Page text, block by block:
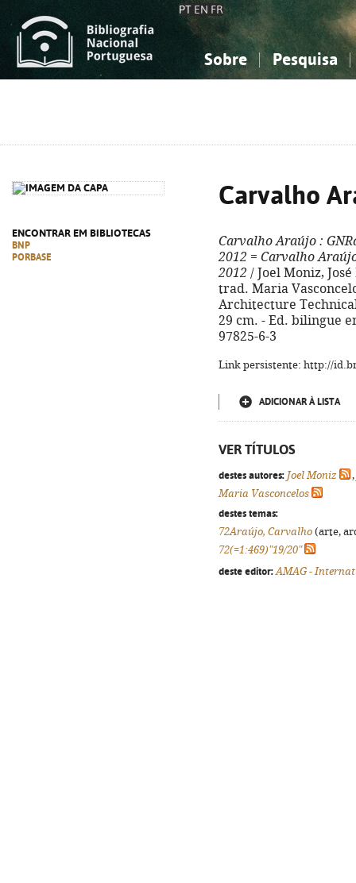
PT EN FR
Sobre Pesquisa
ENCONTRAR EM BIBLIOTECAS
BNP
PORBASE
Carvalho
Carvalho Araújo :
2012 = Carvalho
2012 / Joel Moniz,
trad. Maria
Architecture
29 cm. - Ed. bilingue
97825-6-3
Link persistente: http://
ADICIONAR À LISTA
VER TÍTULOS
destes autores: Joel Moniz
,
Maria Vasconcelos
destes temas:
72Araújo, Carvalho (arte,
72(=1:469)"19/20"
deste editor: AMAG -